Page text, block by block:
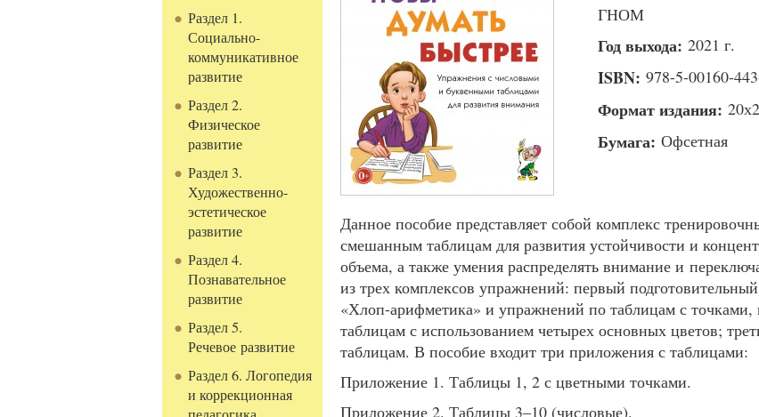
Раздел 1.
Социально-
коммуникативное
развитие
Раздел 2.
Физическое
развитие
Раздел 3.
Художественно-
эстетическое
развитие
Раздел 4.
Познавательное
развитие
Раздел 5.
Речевое развитие
Раздел 6. Логопедия
и коррекционная
ГНОМ
Год выхода: 2021 г.
ISBN: 978-5-00160-
Формат издания:
Бумага: Офсетная
Данное пособие представляет собой комплекс
смешанным таблицам для развития устойчивости и
объема, а также умения распределять внимание и
из трех комплексов упражнений: первый
«Хлоп-арифметика» и упражнений по таблицам с
таблицам с использованием четырех основных цветов;
таблицам. В пособие входит три приложения с таблицами:
Приложение 1. Таблицы 1, 2 с цветными точками.
Приложение 2. Таблицы 3–10 (числовые).